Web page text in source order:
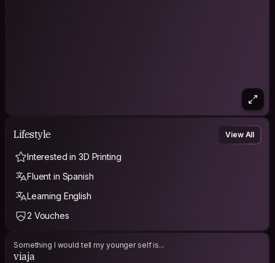
Lifestyle View All
Interested in 3D Printing
Fluent in Spanish
Learning English
2 Vouches
Something I would tell my younger self is...
viaja